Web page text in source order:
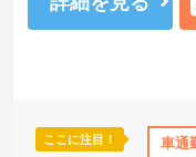
年間休日110日以上
ここに注目！ 車通